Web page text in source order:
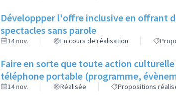
Développper l'offre inclusive en offrant
spectacles sans parole
14 nov. En cours de réalisation
Faire en sorte que toute action
téléphone portable (programme,
14 nov. Réalisée Propositions